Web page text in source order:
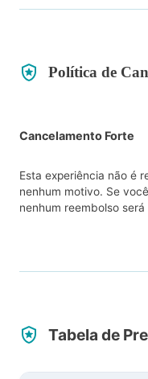
Política de
Cancelamento Forte
Esta experiência não é
nenhum motivo. Se
nenhum reembolso será
Tabela de